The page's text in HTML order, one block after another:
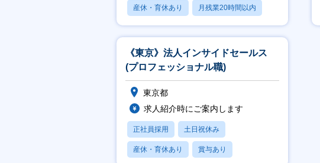
産休・育休あり 月残業20時間以内
賞与あり
《東京》法人インサイドセールス
(プロフェッショナル職)
東京都
求人紹介時にご案内します
正社員採用 土日祝休み
産休・育休あり 賞与あり